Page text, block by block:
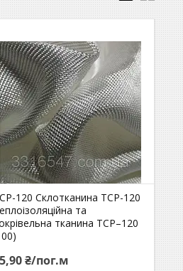
120 Склотканина ТСР-120
та
тканина ТСР–120
₴/пог.м